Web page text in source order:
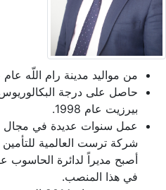
من مواليد مدينة رام اللّه عام 1975.
حاصل على درجة
بيرزيت عام 1998.
شركة ترست العالمية
في هذا المنصب.